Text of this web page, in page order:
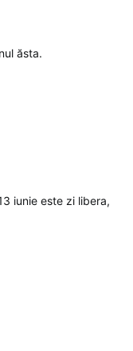
ăsta.
iunie este zi libera,